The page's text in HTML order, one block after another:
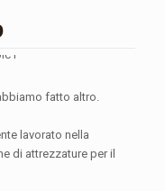
fatto altro.
lavorato nella
di attrezzature per il